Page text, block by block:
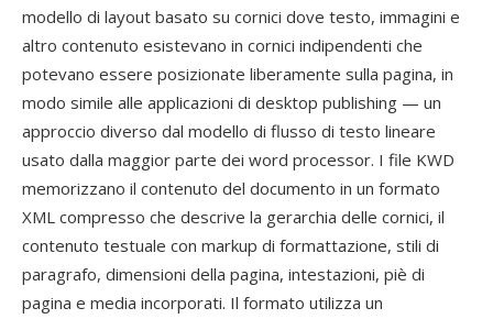
modello di layout basato su cornici dove testo, immagini e
altro contenuto esistevano in cornici indipendenti che
potevano essere posizionate liberamente sulla pagina, in
modo simile alle applicazioni di desktop publishing — un
approccio diverso dal modello di flusso di testo lineare
usato dalla maggior parte dei word processor. I file KWD
memorizzano il contenuto del documento in un formato
XML compresso che descrive la gerarchia delle cornici, il
contenuto testuale con markup di formattazione, stili di
paragrafo, dimensioni della pagina, intestazioni, piè di
pagina e media incorporati. Il formato utilizza un